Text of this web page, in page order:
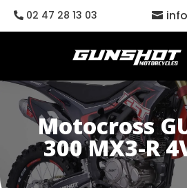
02 47 28 13 03
Motocross
300 MX3-R